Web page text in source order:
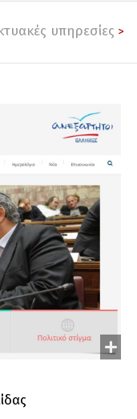
υπηρεσίες >